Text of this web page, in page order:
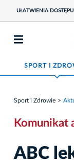
UŁATWIENIA DOSTĘPU
SPORT I
Sport i Zdrowie
Komunikat
ABC